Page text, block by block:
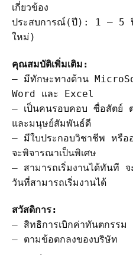
เกี่ยวข้อง
ประสบการณ์(ปี): 1 – 5 ปี
ใหม่)
คุณสมบัติเพิ่มเติม:
– มีทักษะทางด้าน
Word และ Excel
– เป็นคนรอบคอบ ซื่อสัตย์
และมนุษย์สัมพันธ์ดี
– มีใบประกอบวิชาชีพ หรือ
จะพิจารณาเป็นพิเศษ
– สามารถเริ่มงานได้ทันที
วันที่สามารถเริ่มงานได้
สวัสดิการ:
– สิทธิการเบิกค่าทันตกรรม
– ตามข้อตกลงของบริษัท